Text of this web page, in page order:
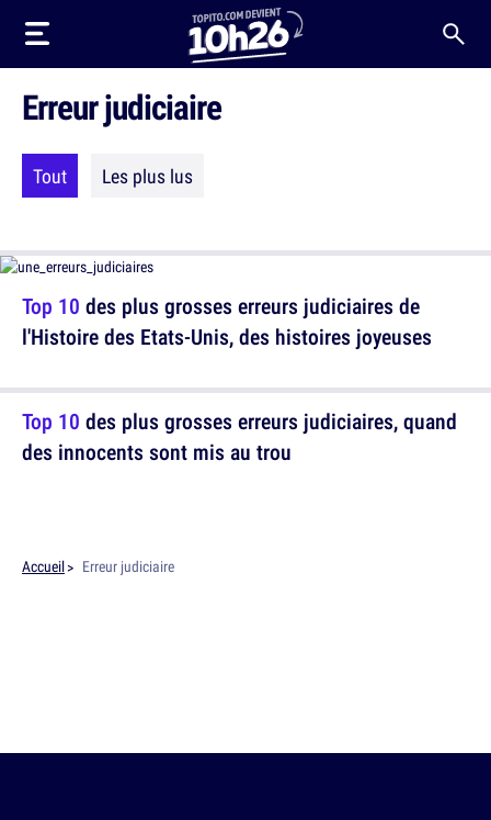
Erreur judiciaire
Tout Les plus lus
Top 10 des plus grosses erreurs judiciaires de
l'Histoire des Etats-Unis, des histoires joyeuses
Top 10 des plus grosses erreurs judiciaires, quand
des innocents sont mis au trou
Accueil Erreur judiciaire